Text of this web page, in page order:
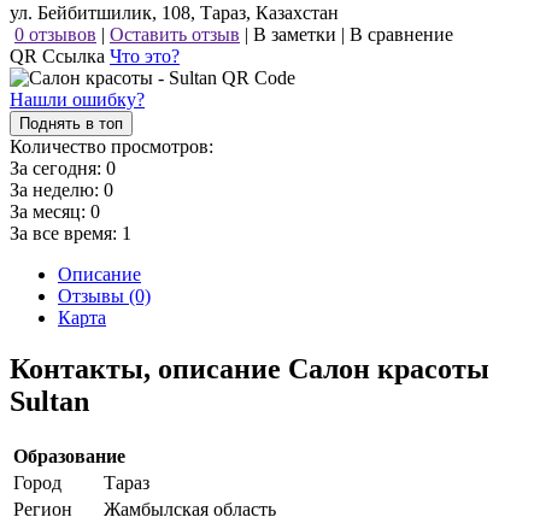
ул. Бейбитшилик, 108, Тараз, Казахстан
0 отзывов | Оставить отзыв | В заметки | В сравнение
QR Ссылка Что это?
Нашли ошибку?
Поднять в топ
Количество просмотров:
За сегодня: 0
За неделю: 0
За месяц: 0
За все время: 1
Описание
Отзывы (0)
Карта
Контакты, описание Салон красоты
Sultan
Образование
Город
Тараз
Регион
Жамбылская область